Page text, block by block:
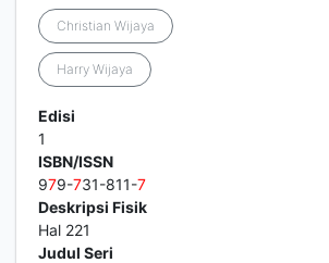
Christian Wijaya
Harry Wijaya
Edisi
1
ISBN/ISSN
979-731-811-7
Deskripsi Fisik
Hal 221
Judul Seri